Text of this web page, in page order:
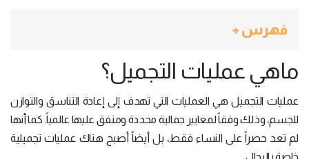
فهرس +
ماهي عمليات التجميل؟
عمليات التجميل هي العمليات التي تهدف إلى إعادة التناسق والتوازن
للجسم، وذلك وفقاً لمعايير جمالية محددة ومتفق عليها عالمياً. كما أنها
لم تعد حصراً على النساء فقط، بل أيضاً أصبح هناك عمليات تجميلية
خاصة بالرجال.